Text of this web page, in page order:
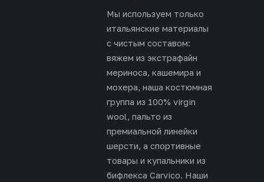
Мы используем только
итальянские материалы
с чистым составом:
вяжем из экстрафайн
мериноса, кашемира и
мохера, наша костюмная
группа из 100% virgin
wool, пальто из
премиальной линейки
шерсти, а спортивные
товары и купальники из
бифлекса Carvico. Наши